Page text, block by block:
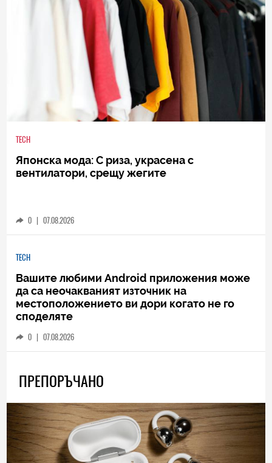
TECH
Японска мода: С риза, украсена с
вентилатори, срещу жегите
0 | 07.08.2026
TECH
Вашите любими Android приложения може
да са неочакваният източник на
местоположението ви дори когато не го
споделяте
0 | 07.08.2026
ПРЕПОРЪЧАНО